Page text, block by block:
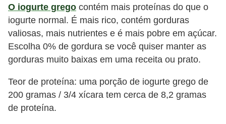
O iogurte grego contém mais proteínas do que o
iogurte normal. É mais rico, contém gorduras
valiosas, mais nutrientes e é mais pobre em açúcar.
Escolha 0% de gordura se você quiser manter as
gorduras muito baixas em uma receita ou prato.
Teor de proteína: uma porção de iogurte grego de
200 gramas / 3/4 xícara tem cerca de 8,2 gramas
de proteína.